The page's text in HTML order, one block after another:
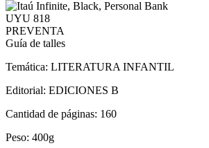
UYU 818
PREVENTA
Guía de talles
Temática: LITERATURA INFANTIL
Editorial: EDICIONES B
Cantidad de páginas: 160
Peso: 400g